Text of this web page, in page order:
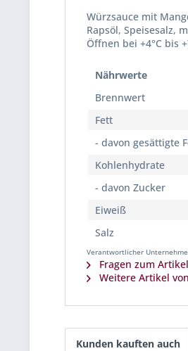
Würzsauce mit
Rapsöl, Speisesalz,
Öffnen bei +4°C bis
Nährwerte
Brennwert
Fett
- davon gesättigte
Kohlenhydrate
- davon Zucker
Eiweiß
Salz
Verantwortlicher
Fragen zum
Weitere Artikel
Kunden kauften auch